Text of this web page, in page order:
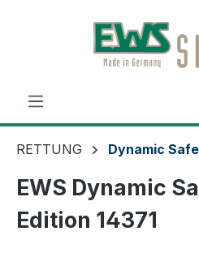
Zum Hauptinhalt springen
RETTUNG Dynamic
EWS Dynamic
Edition 14371